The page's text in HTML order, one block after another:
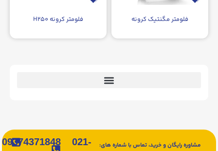
فلومتر مگنتیک کرونه فلومتر کرونه H۲۵۰
مشاوره رایگان و خرید، تماس با شماره های:
021-
09374371848